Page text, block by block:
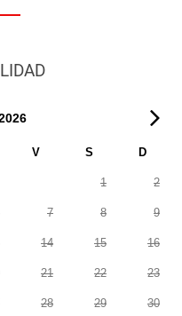
V S D
1 2
7 8 9
14 15 16
21 22 23
28 29 30